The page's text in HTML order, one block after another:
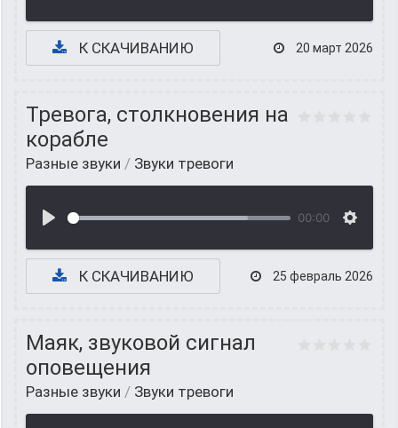
К СКАЧИВАНИЮ 20 март 2026
Тревога, столкновения на
корабле
Разные звуки / Звуки тревоги
00:00
К СКАЧИВАНИЮ 25 февраль 2026
Маяк, звуковой сигнал
оповещения
Разные звуки / Звуки тревоги